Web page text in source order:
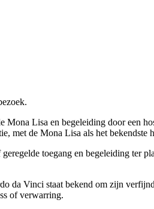
Lisa en begeleiding door een
met de Mona Lisa als het bekendste
toegang en begeleiding ter
da Vinci staat bekend om zijn
of verwarring.